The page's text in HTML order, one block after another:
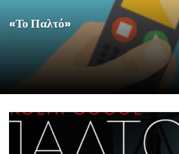
«Το Παλτό»